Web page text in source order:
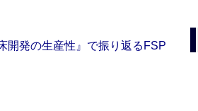
開発の生産性』で振り返るFSP